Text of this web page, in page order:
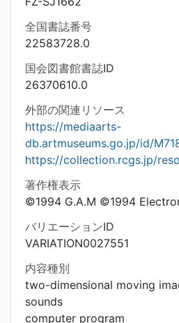
全国書誌番号
22583728.0
国会図書館書誌ID
26370610.0
外部の関連リソース
https://mediaarts-
db.artmuseums.go.jp/id/
https://collection.rcgs.jp/
著作権表示
©1994 G.A.M ©1994
バリエーションID
VARIATION0027551
内容種別
two-dimensional moving
sounds
computer program